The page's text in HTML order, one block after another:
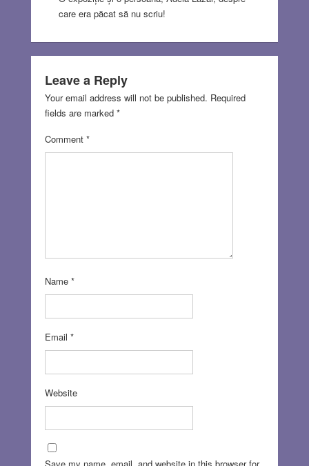
care era păcat să nu scriu!
Leave a Reply
Your email address will not be published. Required
fields are marked *
Comment *
Name *
Email *
Website